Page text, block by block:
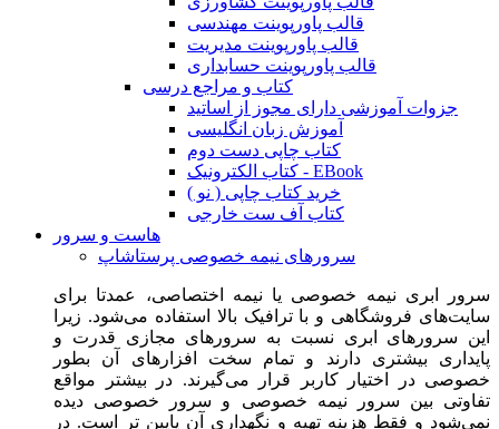
قالب پاورپوینت مهندسی
قالب پاورپوینت مدیریت
قالب پاورپوینت حسابداری
کتاب و مراجع درسی
جزوات آموزشی دارای مجوز از اساتید
آموزش زبان انگلیسی
کتاب چاپی دست دوم
کتاب الکترونیک - EBook
خرید کتاب چاپی ( نو )
کتاب آف ست خارجی
هاست و سرور
سرورهای نیمه خصوصی پرستاشاپ
سرور ابری نیمه خصوصی یا نیمه اختصاصی، عمدتا برای
سایت‌های فروشگاهی و با ترافیک بالا استفاده می‌شود. زیرا
این سرورهای ابری نسبت به سرورهای مجازی قدرت و
پایداری بیشتری دارند و تمام سخت افزارهای آن بطور
خصوصی در اختیار کاربر قرار می‌گیرند. در بیشتر مواقع
تفاوتی بین سرور نیمه خصوصی و سرور خصوصی دیده
نمی‌شود و فقط هزینه تهیه و نگهداری آن پایین تر است. در